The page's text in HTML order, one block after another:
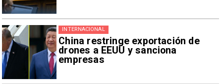
China restringe exportación de
drones a EEUU y sanciona
empresas
INTERNACIONAL